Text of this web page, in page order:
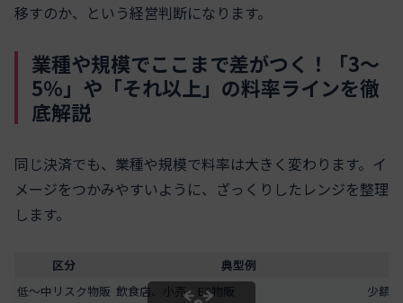
移すのか、という経営判断になります。
業種や規模でここまで差がつく！「3〜
5％」や「それ以上」の料率ラインを徹
底解説
同じ決済でも、業種や規模で料率は大きく変わります。イ
メージをつかみやすいように、ざっくりしたレンジを整理
します。
区分 典型例
低〜中リスク物販 飲食店、小売、EC物販
少額